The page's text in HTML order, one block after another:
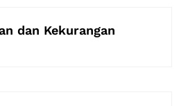
dan Kekurangan